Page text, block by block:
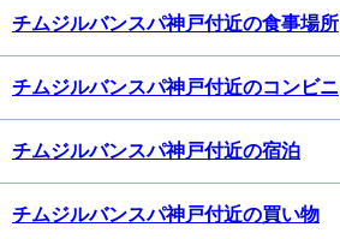
チムジルバンスパ神戸付近の食事場所
チムジルバンスパ神戸付近のコンビニ
チムジルバンスパ神戸付近の宿泊
チムジルバンスパ神戸付近の買い物